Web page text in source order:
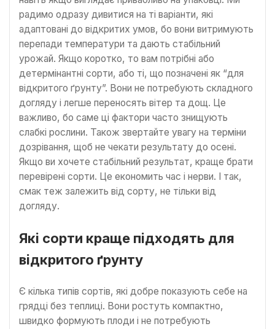
радимо одразу дивитися на ті варіанти, які
адаптовані до відкритих умов, бо вони витримують
перепади температури та дають стабільний
урожай. Якщо коротко, то вам потрібні або
детермінантні сорти, або ті, що позначені як “для
відкритого ґрунту”. Вони не потребують складного
догляду і легше переносять вітер та дощ. Це
важливо, бо саме ці фактори часто знищують
слабкі рослини. Також звертайте увагу на терміни
дозрівання, щоб не чекати результату до осені.
Якщо ви хочете стабільний результат, краще брати
перевірені сорти. Це економить час і нерви. І так,
смак теж залежить від сорту, не тільки від
догляду.
Які сорти краще підходять для
відкритого ґрунту
Є кілька типів сортів, які добре показують себе на
грядці без теплиці. Вони ростуть компактно,
швидко формують плоди і не потребують